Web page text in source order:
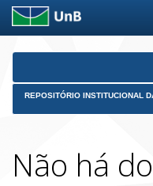
Skip
REPOSITÓRIO INSTITUCIONAL
Não há